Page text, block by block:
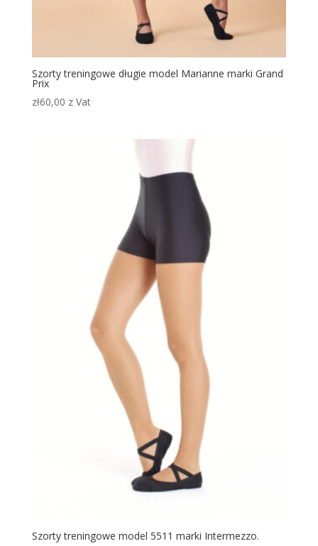
Szorty treningowe długie model Marianne marki Grand
Prix
zł60,00 z Vat
Szorty treningowe model 5511 marki Intermezzo.